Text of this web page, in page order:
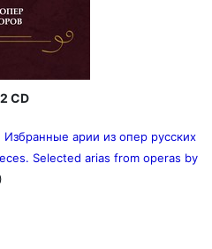
2 CD
арии из опер русских
Selected arias from operas by